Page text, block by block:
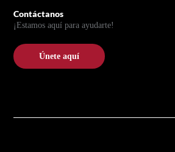
Contáctanos
¡Estamos aquí para ayudarte!
Únete aquí